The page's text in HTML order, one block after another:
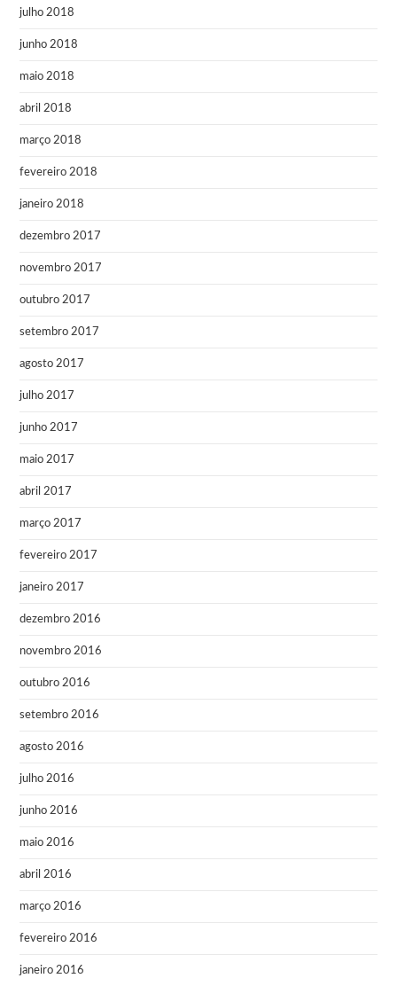
julho 2018
junho 2018
maio 2018
abril 2018
março 2018
fevereiro 2018
janeiro 2018
dezembro 2017
novembro 2017
outubro 2017
setembro 2017
agosto 2017
julho 2017
junho 2017
maio 2017
abril 2017
março 2017
fevereiro 2017
janeiro 2017
dezembro 2016
novembro 2016
outubro 2016
setembro 2016
agosto 2016
julho 2016
junho 2016
maio 2016
abril 2016
março 2016
fevereiro 2016
janeiro 2016